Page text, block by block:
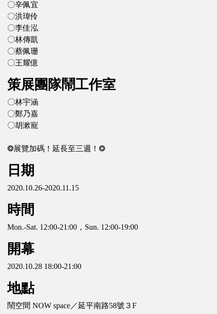
〇辛佩宜
〇洪瑋伶
〇李佳泓
〇林傳凱
〇蔡佩珊
〇王耀億
策展團隊鬧工作室
〇林宇涵
〇鄭乃嘉
〇胡漱寵
❂展覽加碼！延長至三週！❂
日期
2020.10.26-2020.11.15
時間
Mon.-Sat. 12:00-21:00，Sun. 12:00-19:00
開幕
2020.10.28 18:00-21:00
地點
鬧空間 NOW space／延平南路58號３F